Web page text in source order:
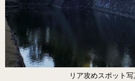
リア攻めスポット写